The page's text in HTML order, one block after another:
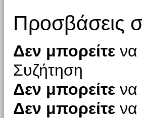
Προσβάσεις
Δεν μπορείτενα
Συζήτηση
Δεν μπορείτενα
Δεν μπορείτενα